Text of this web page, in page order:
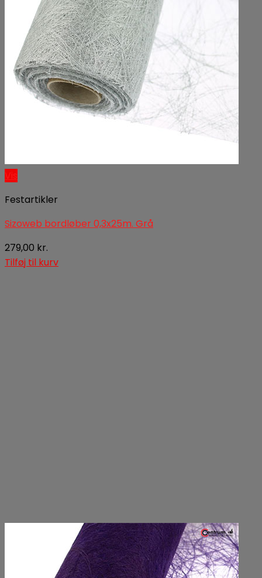
Kurv /0,00kr.0
Ingen varer i kurven.
0
Kurv
Ingen varer i kurven.
Festartikler
Sizoweb bordløber 0,3x25m. Grå
279,00 kr.
Tilføj til kurv